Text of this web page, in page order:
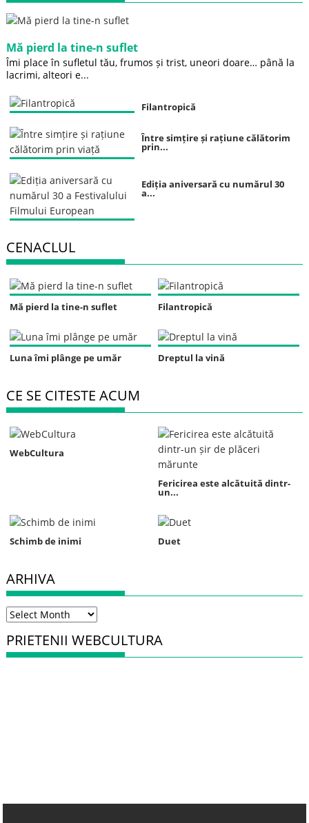
Mă pierd la tine-n suflet
Îmi place în sufletul tău, frumos și trist, uneori doare… până la
lacrimi, alteori e...
Filantropică
Între simțire și rațiune călătorim
prin...
Ediția aniversară cu numărul 30
a...
CENACLUL
Mă pierd la tine-n suflet Filantropică
Luna îmi plânge pe umăr Dreptul la vină
CE SE CITESTE ACUM
WebCultura
Fericirea este alcătuită dintr-
un...
Schimb de inimi Duet
ARHIVA
Arhiva
PRIETENII WEBCULTURA